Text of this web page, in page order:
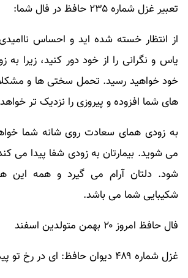
تعبیر غزل شماره ۲۳۵ حافظ در فال شما:
از انتظار خسته شده اید و احساس ناامیدی
یاس و نگرانی را از خود دور کنید، زیرا
خود خواهید رسید. تحمل سختی ها و
های شما افزوده و پیروزی را نزدیک تر
به زودی همای سعادت روی شانه شما
می شوید. بیمارتان به زودی شفا پیدا می
شود. دلتان آرام می گیرد و همه این
شکیبایی شما می باشد.
فال حافظ امروز ۲۰ بهمن متولدین اسفند
غزل شماره ۴۸۹ دیوان حافظ: ای در رخ تو پیدا انوار پادشاهی